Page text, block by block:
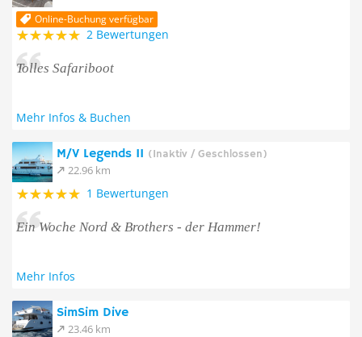
Online-Buchung verfügbar
2 Bewertungen
Tolles Safariboot
Mehr Infos & Buchen
M/V Legends II (Inaktiv / Geschlossen)
22.96 km
1 Bewertungen
Ein Woche Nord & Brothers - der Hammer!
Mehr Infos
SimSim Dive
23.46 km